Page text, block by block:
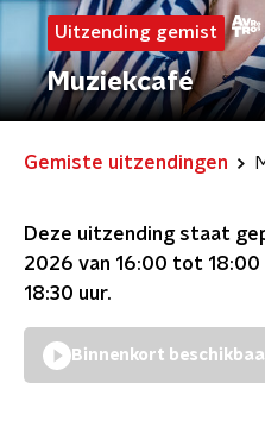
Uitzending gemist
Muziekcafé
Gemiste uitzendingen
Deze uitzending staat
2026 van 16:00 tot 18:00
18:30 uur.
Binnenkort